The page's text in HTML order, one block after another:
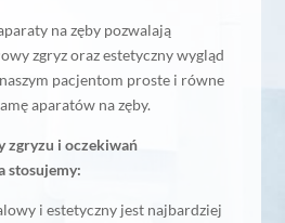
na zęby pozwalają
zgryz oraz estetyczny wygląd
pacjentom proste i równe
aparatów na zęby.
zgryzu i oczekiwań
stosujemy:
i estetyczny jest najbardziej